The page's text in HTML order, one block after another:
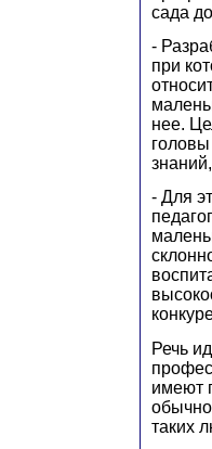
сада
-
при
нее.
- Для
Речь
имеют
таких